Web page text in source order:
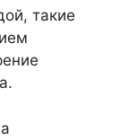
такие